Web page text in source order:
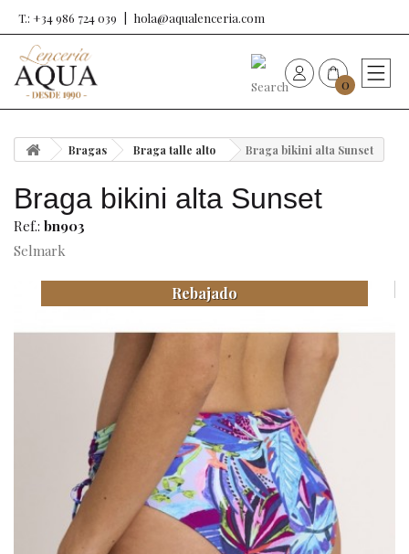
T.: +34 986 724 039 hola@aqualenceria.com
0
Baño de mujer
Ropa y complementos
Lencería
Prendas moldeadoras
Hombre
Bragas Braga talle alto Braga bikini alta Sunset
Braga bikini alta Sunset
Ref.: bn903
Selmark
Rebajado